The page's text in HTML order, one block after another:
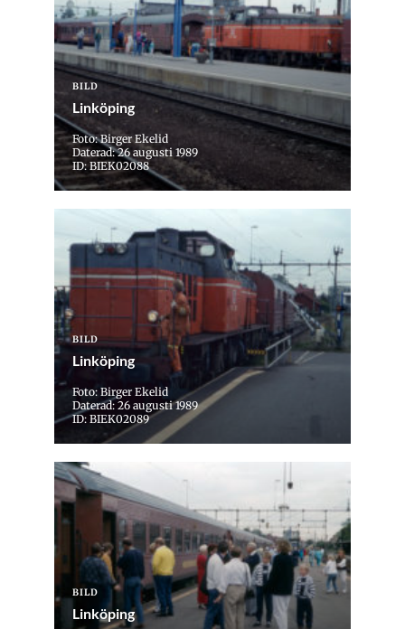
BILD
Linköping
Foto: Birger Ekelid
Daterad: 26 augusti 1989
ID: BIEK02088
BILD
Linköping
Foto: Birger Ekelid
Daterad: 26 augusti 1989
ID: BIEK02089
BILD
Linköping